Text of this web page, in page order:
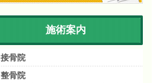
施術案内
接骨院
整骨院